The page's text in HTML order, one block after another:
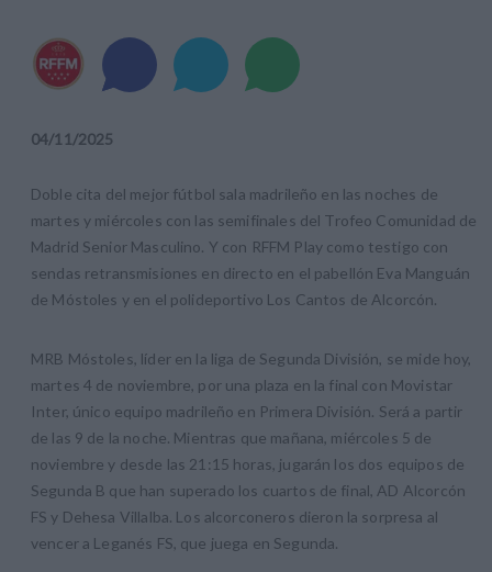
04/11/2025
Doble cita del mejor fútbol sala madrileño en las noches de
martes y miércoles con las semifinales del Trofeo Comunidad de
Madrid Senior Masculino. Y con RFFM Play como testigo con
sendas retransmisiones en directo en el pabellón Eva Manguán
de Móstoles y en el polideportivo Los Cantos de Alcorcón.
MRB Móstoles, líder en la liga de Segunda División, se mide hoy,
martes 4 de noviembre, por una plaza en la final con Movistar
Inter, único equipo madrileño en Primera División. Será a partir
de las 9 de la noche. Mientras que mañana, miércoles 5 de
noviembre y desde las 21:15 horas, jugarán los dos equipos de
Segunda B que han superado los cuartos de final, AD Alcorcón
FS y Dehesa Villalba. Los alcorconeros dieron la sorpresa al
vencer a Leganés FS, que juega en Segunda.